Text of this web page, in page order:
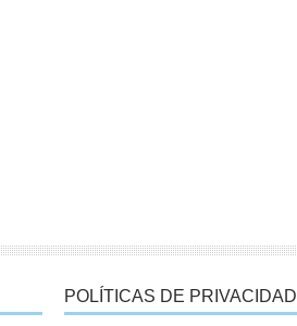
POLÍTICAS DE PRIVACIDAD